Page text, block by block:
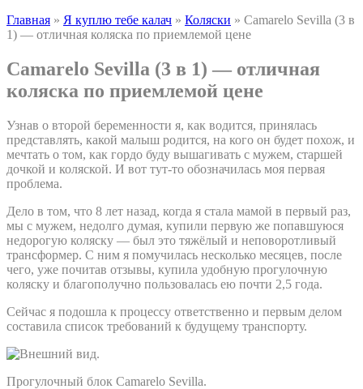
Главная » Я куплю тебе калач » Коляски » Camarelo Sevilla (3 в
1) — отличная коляска по приемлемой цене
Camarelo Sevilla (3 в 1) — отличная
коляска по приемлемой цене
Узнав о второй беременности я, как водится, принялась
представлять, какой малыш родится, на кого он будет похож, и
мечтать о том, как гордо буду вышагивать с мужем, старшей
дочкой и коляской. И вот тут-то обозначилась моя первая
проблема.
Дело в том, что 8 лет назад, когда я стала мамой в первый раз,
мы с мужем, недолго думая, купили первую же попавшуюся
недорогую коляску — был это тяжёлый и неповоротливый
трансформер. С ним я помучилась несколько месяцев, после
чего, уже почитав отзывы, купила удобную прогулочную
коляску и благополучно пользовалась ею почти 2,5 года.
Сейчас я подошла к процессу ответственно и первым делом
составила список требований к будущему транспорту.
Прогулочный блок Camarelo Sevilla.